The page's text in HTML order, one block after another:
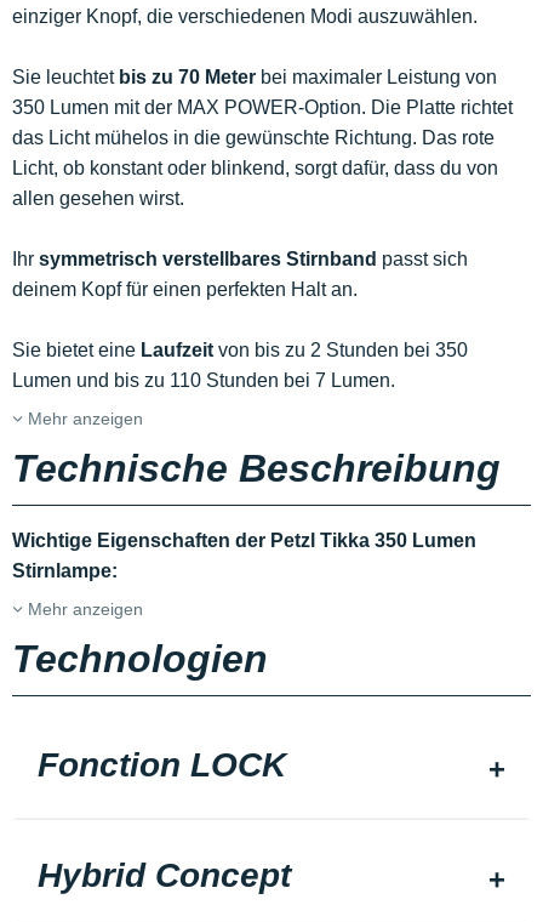
einziger Knopf, die verschiedenen Modi auszuwählen.
Sie leuchtet bis zu 70 Meter bei maximaler Leistung von
350 Lumen mit der MAX POWER-Option. Die Platte richtet
das Licht mühelos in die gewünschte Richtung. Das rote
Licht, ob konstant oder blinkend, sorgt dafür, dass du von
allen gesehen wirst.
Ihr symmetrisch verstellbares Stirnband passt sich
deinem Kopf für einen perfekten Halt an.
Sie bietet eine Laufzeit von bis zu 2 Stunden bei 350
Lumen und bis zu 110 Stunden bei 7 Lumen.
Mehr anzeigen
Technische Beschreibung
Wichtige Eigenschaften der Petzl Tikka 350 Lumen
Stirnlampe:
Mehr anzeigen
Technologien
Fonction LOCK
Hybrid Concept